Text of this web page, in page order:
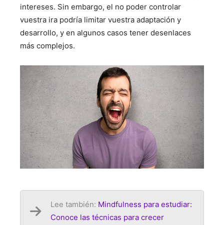
intereses. Sin embargo, el no poder controlar
vuestra ira podría limitar vuestra adaptación y
desarrollo, y en algunos casos tener desenlaces
más complejos.
Lee también: Mindfulness para estudiar:
Conoce las técnicas para crecer